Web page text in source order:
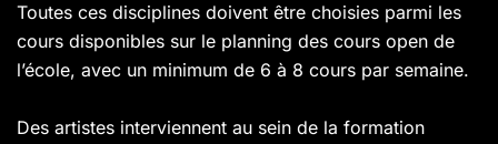
Toutes ces disciplines doivent être choisies parmi les
cours disponibles sur le planning des cours open de
l’école, avec un minimum de 6 à 8 cours par semaine.
Des artistes interviennent au sein de la formation